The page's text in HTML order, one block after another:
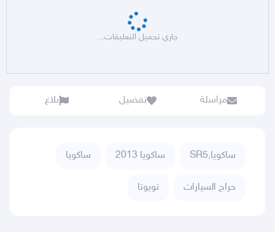
جاري تحميل التعليقات...
مراسلة تفضيل بلاغ
ساكويا,SR5 ساكويا 2013 ساكويا
حراج السيارات تويوتا